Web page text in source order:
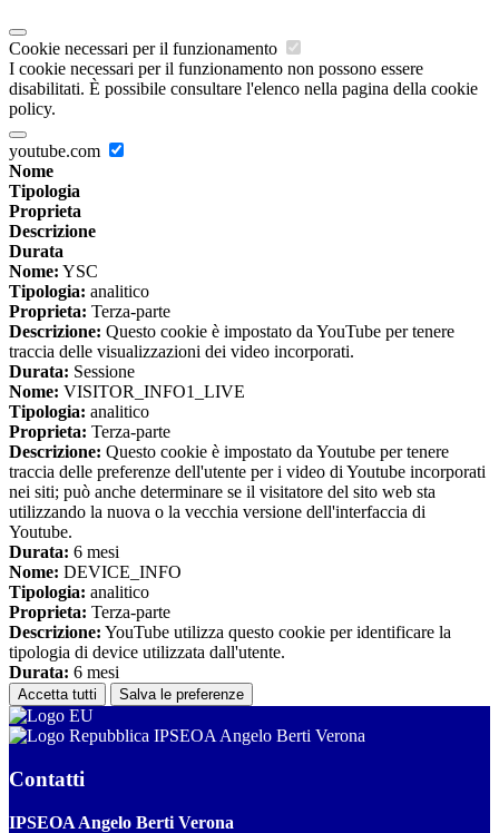
Cookie necessari per il funzionamento
I cookie necessari per il funzionamento non possono essere
disabilitati. È possibile consultare l'elenco nella pagina della cookie
policy.
youtube.com
Nome
Tipologia
Proprieta
Descrizione
Durata
Nome: YSC
Tipologia: analitico
Proprieta: Terza-parte
Descrizione: Questo cookie è impostato da YouTube per tenere
traccia delle visualizzazioni dei video incorporati.
Durata: Sessione
Nome: VISITOR_INFO1_LIVE
Tipologia: analitico
Proprieta: Terza-parte
Descrizione: Questo cookie è impostato da Youtube per tenere
traccia delle preferenze dell'utente per i video di Youtube incorporati
nei siti; può anche determinare se il visitatore del sito web sta
utilizzando la nuova o la vecchia versione dell'interfaccia di
Youtube.
Durata: 6 mesi
Nome: DEVICE_INFO
Tipologia: analitico
Proprieta: Terza-parte
Descrizione: YouTube utilizza questo cookie per identificare la
tipologia di device utilizzata dall'utente.
Durata: 6 mesi
Accetta tutti Salva le preferenze
IPSEOA Angelo Berti Verona
Contatti
IPSEOA Angelo Berti Verona